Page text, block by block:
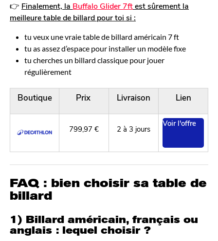
👉 Finalement, la Buffalo Glider 7ftest sûrement la
meilleure table de billard pour toi si :
tu veux une vraie table de billard américain 7 ft
tu as assez d’espace pour installer un modèle fixe
tu cherches un billard classique pour jouer
régulièrement
Boutique Prix Livraison Lien
799,97 € 2 à 3 jours
Voir l'offre
FAQ : bien choisir sa table de
billard
1) Billard américain, français ou
anglais : lequel choisir ?